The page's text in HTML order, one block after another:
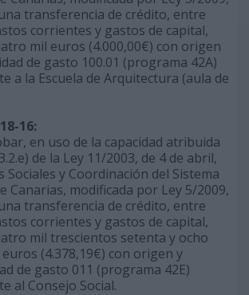
transferencia de crédito, entre
corrientes y gastos de capital,
mil euros (4.000,00€) con origen
de gasto 100.01 (programa 42A)
a la Escuela de Arquitectura (aula de
16:
en uso de la capacidad atribuida
de la Ley 11/2003, de 4 de abril,
Sociales y Coordinación del Sistema
Canarias, modificada por Ley 5/2009,
transferencia de crédito, entre
corrientes y gastos de capital,
mil trescientos setenta y ocho
(4.378,19€) con origen y
de gasto 011 (programa 42E)
al Consejo Social.